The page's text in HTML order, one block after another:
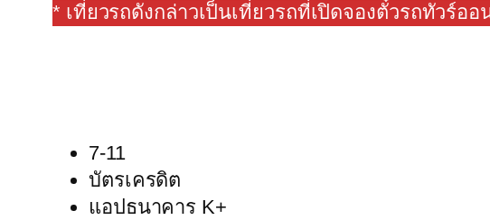
* เที่ยวรถดังกล่าวเป็นเที่ยวรถที่เปิดจองตั๋วรถทัวร์
7-11
บัตรเครดิต
แอปธนาคาร K+